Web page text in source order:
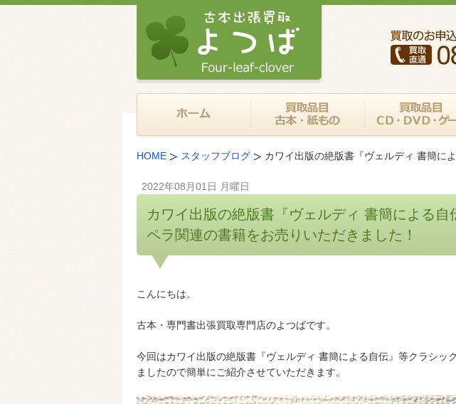
HOME スタッフブログ カワイ出版の絶版書『ヴェルディ 書簡に
2022年08月01日 月曜日
カワイ出版の絶版書『ヴェルディ 書簡による自
ペラ関連の書籍をお売りいただきました！
こんにちは。
古本・専門書出張買取専門店のよつばです。
今回はカワイ出版の絶版書『ヴェルディ 書簡による自伝』等クラシッ
ましたので簡単にご紹介させていただきます。